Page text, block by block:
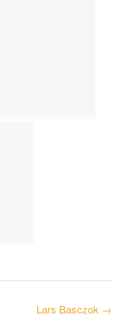
Lars Basczok →